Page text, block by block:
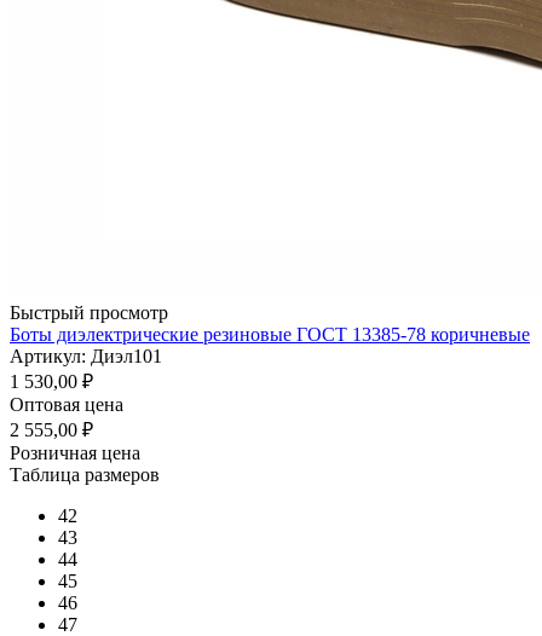
Быстрый просмотр
Боты диэлектрические резиновые ГОСТ 13385-78 коричневые
Артикул: Диэл101
1 530,00 ₽
Оптовая цена
2 555,00 ₽
Розничная цена
Таблица размеров
42
43
44
45
46
47